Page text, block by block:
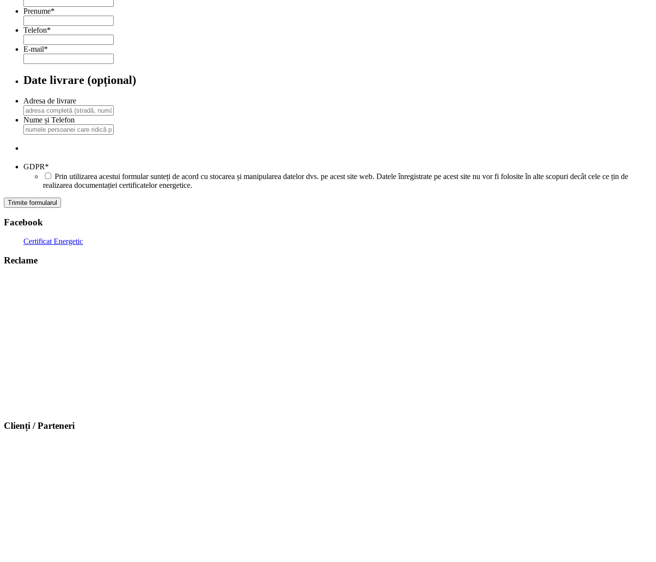
Prenume*
Telefon*
E-mail*
Date livrare (opțional)
Adresa de livrare
Nume și Telefon
GDPR*
Prin utilizarea acestui formular sunteți de acord cu stocarea și manipularea datelor dvs. pe acest site web. Datele înregistrate pe acest site nu vor fi folosite în alte scopuri decât cele ce țin de
realizarea documentației certificatelor energetice.
Facebook
Certificat Energetic
Reclame
Clienți / Parteneri